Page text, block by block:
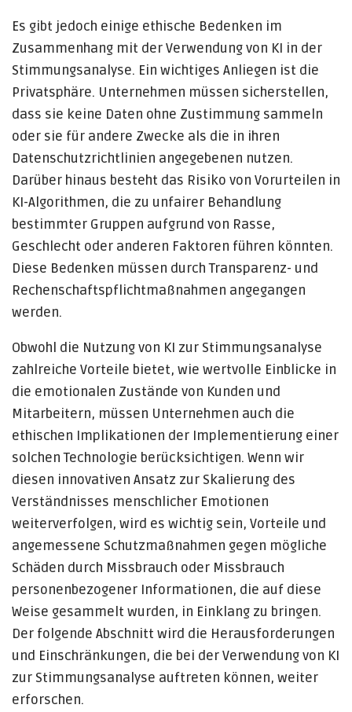
Es gibt jedoch einige ethische Bedenken im
Zusammenhang mit der Verwendung von KI in der
Stimmungsanalyse. Ein wichtiges Anliegen ist die
Privatsphäre. Unternehmen müssen sicherstellen,
dass sie keine Daten ohne Zustimmung sammeln
oder sie für andere Zwecke als die in ihren
Datenschutzrichtlinien angegebenen nutzen.
Darüber hinaus besteht das Risiko von Vorurteilen in
KI-Algorithmen, die zu unfairer Behandlung
bestimmter Gruppen aufgrund von Rasse,
Geschlecht oder anderen Faktoren führen könnten.
Diese Bedenken müssen durch Transparenz- und
Rechenschaftspflichtmaßnahmen angegangen
werden.
Obwohl die Nutzung von KI zur Stimmungsanalyse
zahlreiche Vorteile bietet, wie wertvolle Einblicke in
die emotionalen Zustände von Kunden und
Mitarbeitern, müssen Unternehmen auch die
ethischen Implikationen der Implementierung einer
solchen Technologie berücksichtigen. Wenn wir
diesen innovativen Ansatz zur Skalierung des
Verständnisses menschlicher Emotionen
weiterverfolgen, wird es wichtig sein, Vorteile und
angemessene Schutzmaßnahmen gegen mögliche
Schäden durch Missbrauch oder Missbrauch
personenbezogener Informationen, die auf diese
Weise gesammelt wurden, in Einklang zu bringen.
Der folgende Abschnitt wird die Herausforderungen
und Einschränkungen, die bei der Verwendung von KI
zur Stimmungsanalyse auftreten können, weiter
erforschen.